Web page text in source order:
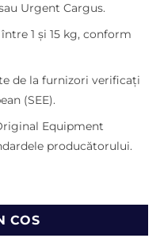
este:
400,00 lei.
Urgent Cargus.
1 și 15 kg, conform
de la furnizori verificați
(SEE).
Equipment
producătorului.
TH220B , TH330B
COS